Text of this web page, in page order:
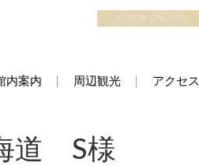
FOREIGN LANGUAGE
内案内 周辺観光 アクセス
道 S様